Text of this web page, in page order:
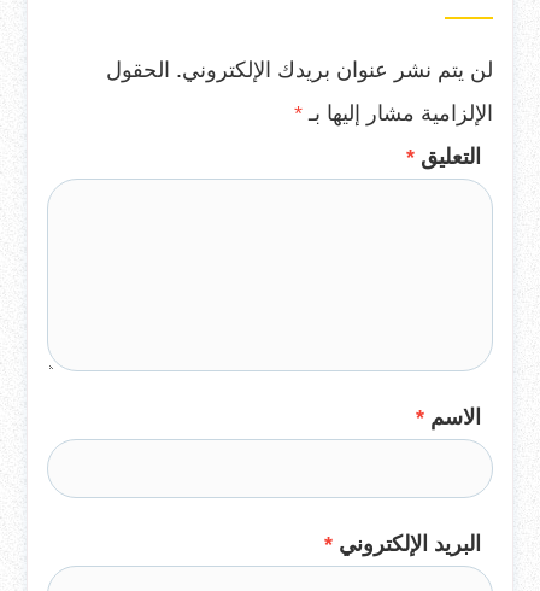
لن يتم نشر عنوان بريدك الإلكتروني. الحقول
الإلزامية مشار إليها بـ *
التعليق *
الاسم *
البريد الإلكتروني *